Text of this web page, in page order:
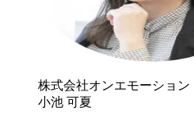
株式会社オンエモーション
小池 可夏